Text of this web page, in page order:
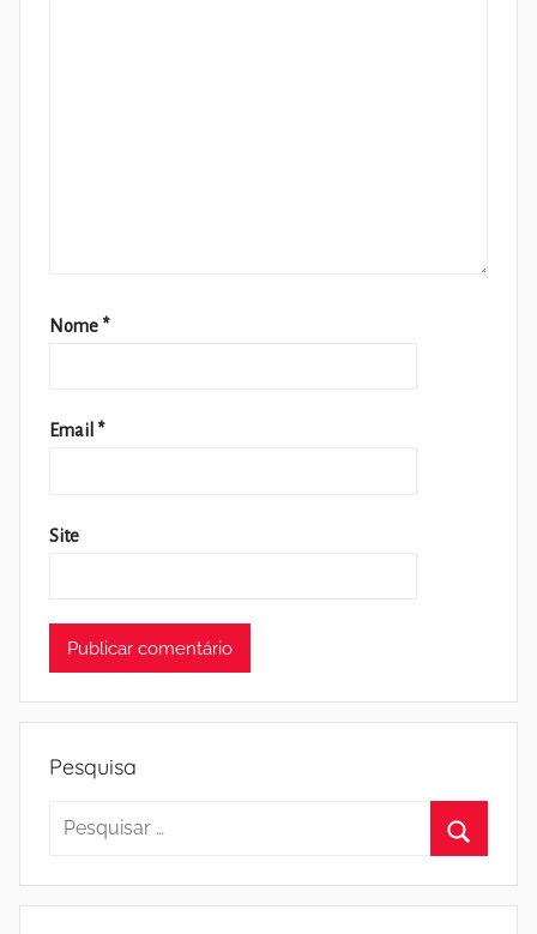
Nome *
Email *
Site
Pesquisa
Pesquisar